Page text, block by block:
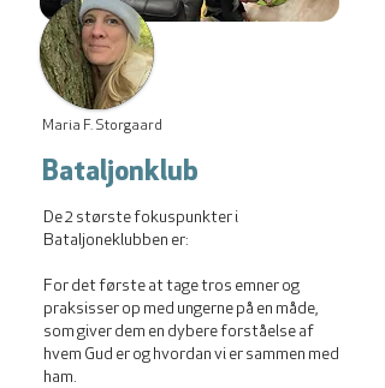
Maria F. Storgaard
Bataljonklub
De 2 største fokuspunkter i
Bataljoneklubben er:
For det første at tage tros emner og
praksisser op med ungerne på en måde,
som giver dem en dybere forståelse af
hvem Gud er og hvordan vi er sammen med
ham.